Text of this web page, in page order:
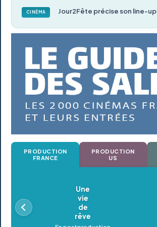
CINÉMA Jour2Fête précise son line-up
PRODUCTION
FRANCE
PRODUCTION
US
Oldeupe
En postproduction